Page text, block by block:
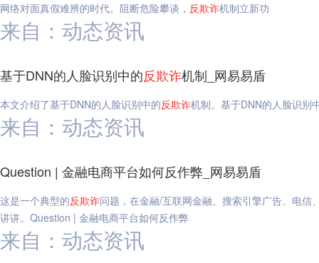
网络对面真假难辨的时代。阻断危险攀谈， 反欺诈机制立新功
来自：动态资讯
基于DNN的人脸识别中的反欺诈机制_网易易盾
本文介绍了基于DNN的人脸识别中的反欺诈机制。基于DNN的人脸识别
来自：动态资讯
Question | 金融电商平台如何反作弊_网易易盾
这是一个典型的反欺诈问题，在金融/互联网金融、搜索引擎广告、电
讲讲。Question | 金融电商平台如何反作弊
来自：动态资讯